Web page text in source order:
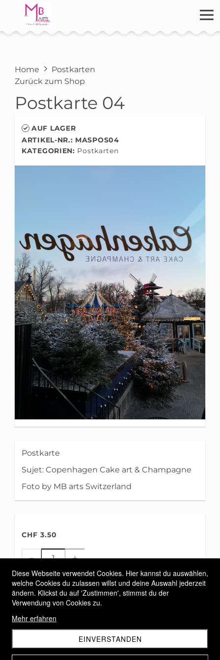
Home
Postkarten
Zurück zum Shop
Postkarte 04
AUF LAGER
ARTIKEL-NR.: MASPOS04
KATEGORIEN: Postkarten
Postkarte
Sujet: Copenhagen Cake art & Champagne
Foto by MB arts Switzerland
CHF 3.50
IN DEN WARENKORB
Allgemeine Geschäftsbedingungen
Versandbedingungen
Diese Webseite verwendet Cookies. Hier kannst du auswählen,
welche Cookies du zulassen willst und deine Auswahl jederzeit
ändern. Klickst du auf 'Zustimmen', stimmst du der
Verwendung von Cookies zu.
Mehr erfahren
EINVERSTANDEN